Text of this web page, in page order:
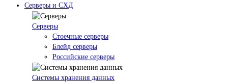
Серверы и СХД
Серверы
Стоечные серверы
Блейд серверы
Российские серверы
Системы хранения данных